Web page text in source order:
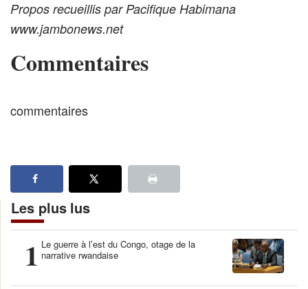
Propos recueillis par Pacifique Habimana
www.jambonews.net
Commentaires
commentaires
Les plus lus
1 Le guerre à l’est du Congo, otage de la
narrative rwandaise